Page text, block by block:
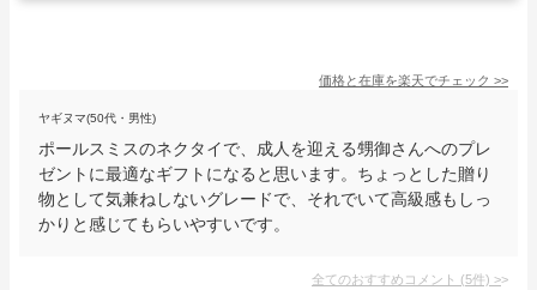
価格と在庫を楽天でチェック >>
ヤギヌマ(50代・男性)
ポールスミスのネクタイで、成人を迎える甥御さんへのプレ
ゼントに最適なギフトになると思います。ちょっとした贈り
物として気兼ねしないグレードで、それでいて高級感もしっ
かりと感じてもらいやすいです。
全てのおすすめコメント (5件) >